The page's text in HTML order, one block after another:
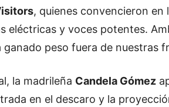
, quienes convencieron
eléctricas y voces potentes.
ganado peso fuera de nuestras
la madrileña Candela Gómez
en el descaro y la